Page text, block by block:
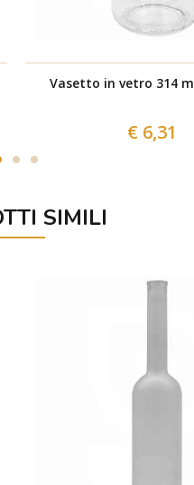
Vasetto in vetro 314
€ 6,31
SIMILI